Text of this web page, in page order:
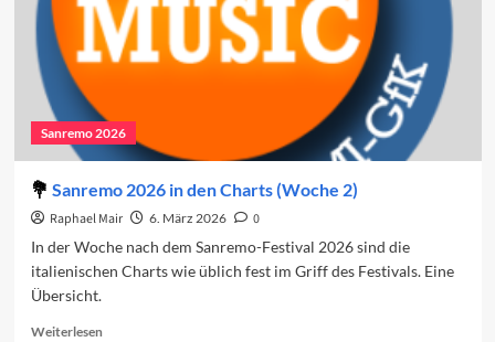
3)
Sanremo 2026
Sanremo 2026 in den Charts (Woche 2)
Raphael Mair 6. März 2026
0
In der Woche nach dem Sanremo-Festival 2026 sind die
italienischen Charts wie üblich fest im Griff des Festivals. Eine
Übersicht.
WeiterlesenRead